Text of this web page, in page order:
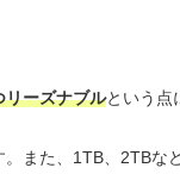
リーズナブルという点
また、1TB、2TBな